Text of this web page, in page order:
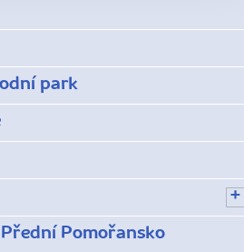
park
Pomořansko